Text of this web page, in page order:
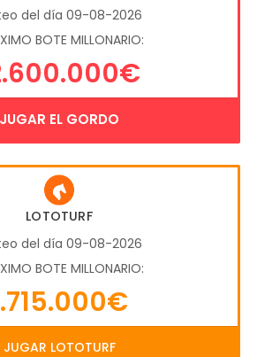
del día 09-08-2026
BOTE MILLONARIO:
JUGAR EL GORDO
LOTOTURF
del día 09-08-2026
BOTE MILLONARIO:
JUGAR LOTOTURF